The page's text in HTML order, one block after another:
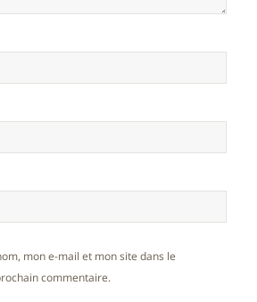
mon e-mail et mon site dans le
commentaire.